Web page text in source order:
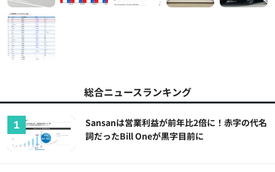
総合ニュースランキング
Sansanは営業利益が前年比2倍に！赤字の代名
詞だったBill Oneが黒字目前に